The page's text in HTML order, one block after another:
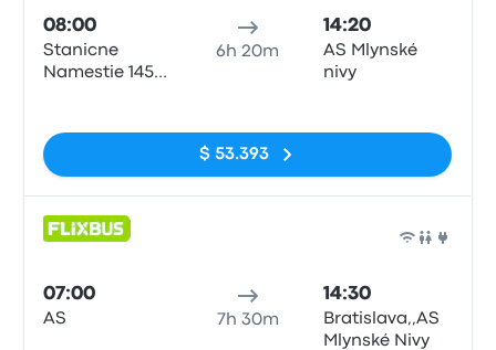
08:00
Stanicne
Namestie 1458
6h 20m
14:20
AS Mlynské
nivy
$ 53.393
07:00
AS 7h 30m
14:30
Bratislava,,AS
Mlynské Nivy